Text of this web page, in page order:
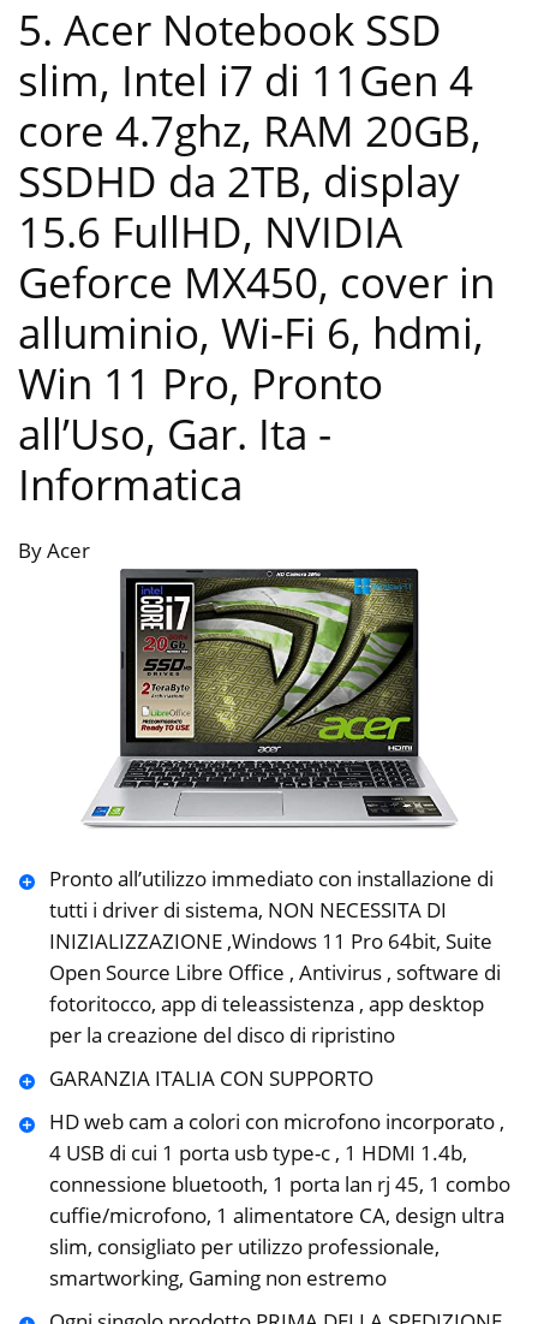
5. Acer Notebook SSD
slim, Intel i7 di 11Gen 4
core 4.7ghz, RAM 20GB,
SSDHD da 2TB, display
15.6 FullHD, NVIDIA
Geforce MX450, cover in
alluminio, Wi-Fi 6, hdmi,
Win 11 Pro, Pronto
all’Uso, Gar. Ita -
Informatica
By Acer
️Pronto all’utilizzo immediato con installazione di
tutti i driver di sistema, NON NECESSITA DI
INIZIALIZZAZIONE ,Windows 11 Pro 64bit, Suite
Open Source Libre Office , Antivirus , software di
fotoritocco, app di teleassistenza , app desktop
per la creazione del disco di ripristino
GARANZIA ITALIA CON SUPPORTO
️HD web cam a colori con microfono incorporato ,
4 USB di cui 1 porta usb type-c , 1 HDMI 1.4b,
connessione bluetooth, 1 porta lan rj 45, 1 combo
cuffie/microfono, 1 alimentatore CA, design ultra
slim, consigliato per utilizzo professionale,
smartworking, Gaming non estremo